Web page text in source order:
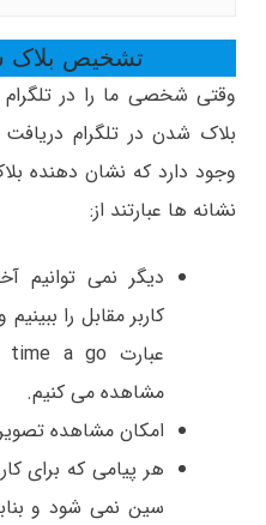
تشخیص بلاک
وقتی شخصی ما را در
بلاک شدن در تلگرام
وجود دارد که نشان دهنده
نشانه ها عبارتند از:
دیگر نمی توانیم
کاربر مقابل را
مشاهده می کنیم.
امکان مشاهده تصویر
هر پیامی که برای
سین نمی شود و